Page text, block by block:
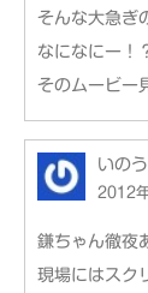
そんな大急ぎ
なになにー！
そのムービ
いの
2012
鎌ちゃん徹夜
現場にはスク